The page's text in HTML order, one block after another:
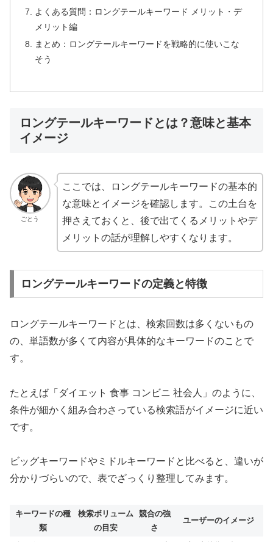
よくある質問：ロングテールキーワード メリット・デ
メリット編
まとめ：ロングテールキーワードを戦略的に使いこな
そう
ロングテールキーワードとは？意味と基本
イメージ
ごとう
ここでは、ロングテールキーワードの基本的
な意味とイメージを確認します。この土台を
押さえておくと、後で出てくるメリットやデ
メリットの話が理解しやすくなります。
ロングテールキーワードの定義と特徴
ロングテールキーワードとは、検索回数は多くないもの
の、単語数が多くて内容が具体的なキーワードのことで
す。
たとえば「ダイエット 食事 コンビニ 社会人」のように、
条件が細かく組み合わさっている検索語がイメージに近い
です。
ビッグキーワードやミドルキーワードと比べると、違いが
分かりづらいので、表でざっくり整理してみます。
キーワードの種
類
検索ボリューム
の目安
競合の強
さ
ユーザーのイメージ